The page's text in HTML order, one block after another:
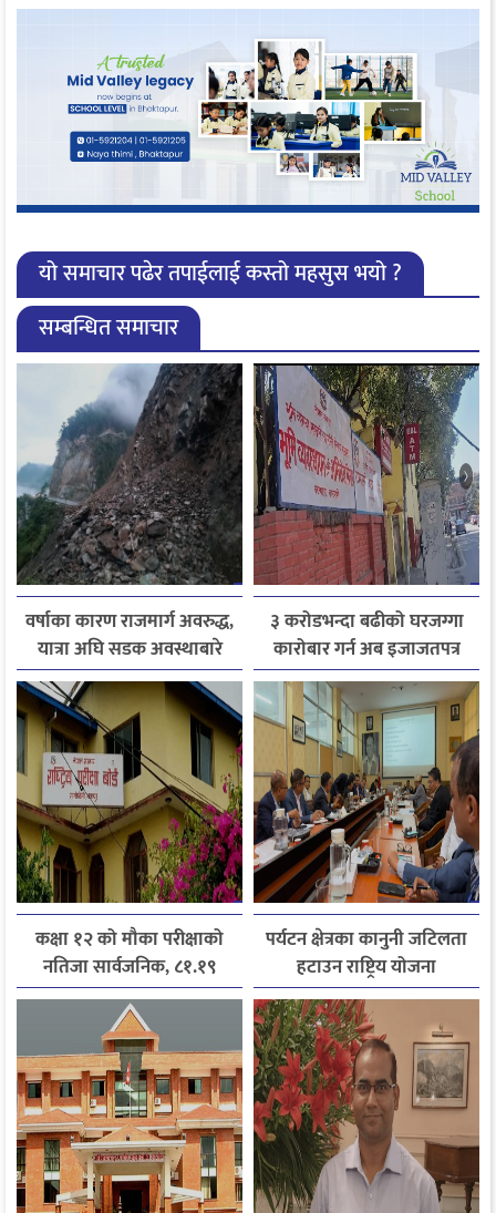
यो समाचार पढेर तपाईलाई कस्तो महसुस भयो ?
सम्बन्धित समाचार
वर्षाका कारण राजमार्ग अवरुद्ध,
यात्रा अघि सडक अवस्थाबारे
जानकारी लिन आग्रह
३ करोडभन्दा बढीको घरजग्गा
कारोबार गर्न अब इजाजतपत्र
अनिवार्य
कक्षा १२ को मौका परीक्षाको
नतिजा सार्वजनिक, ८१.१९
प्रतिशत विद्यार्थी उत्तीर्ण
पर्यटन क्षेत्रका कानुनी जटिलता
हटाउन राष्ट्रिय योजना
आयोगसमक्ष होटल संघ
बागमतीका पाँचबुँदे माग